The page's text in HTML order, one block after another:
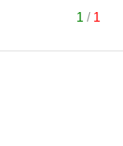
1 / 1